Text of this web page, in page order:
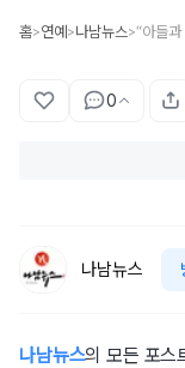
홈>연예 >나남뉴스>
0
나남뉴스
나남뉴스의 모든 포스